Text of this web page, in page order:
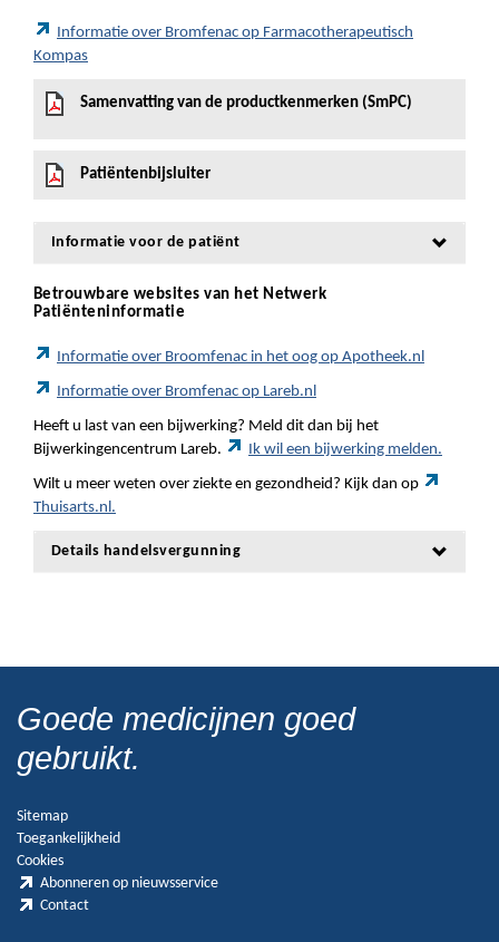
Informatie over Bromfenac op Farmacotherapeutisch
Kompas
Samenvatting van de productkenmerken (SmPC)
Patiëntenbijsluiter
Informatie voor de patiënt
Betrouwbare websites van het Netwerk
Patiënteninformatie
Informatie over Broomfenac in het oog op Apotheek.nl
Informatie over Bromfenac op Lareb.nl
Heeft u last van een bijwerking? Meld dit dan bij het
Bijwerkingencentrum Lareb.
Ik wil een bijwerking melden.
Wilt u meer weten over ziekte en gezondheid? Kijk dan op
Thuisarts.nl.
Details handelsvergunning
Goede medicijnen goed
gebruikt.
Sitemap
Toegankelijkheid
Cookies
Abonneren op nieuwsservice
Contact